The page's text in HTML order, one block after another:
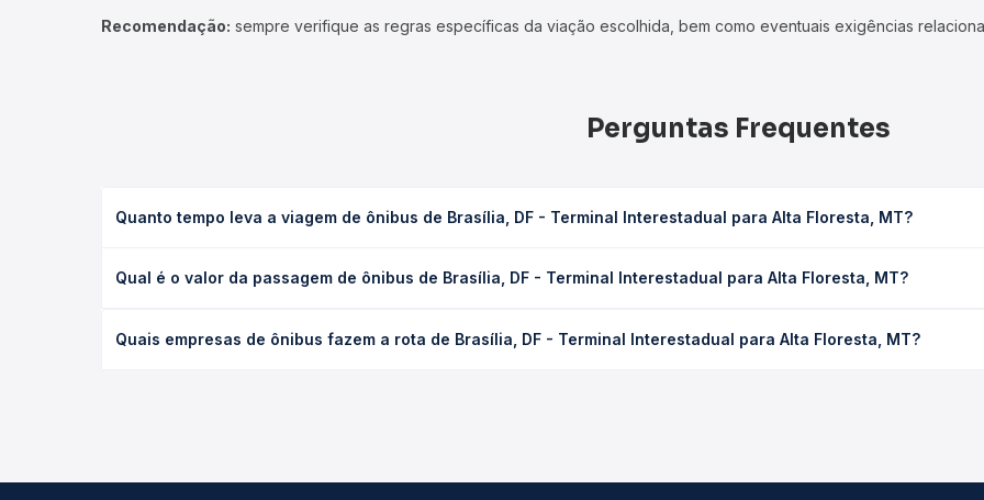
Recomendação: sempre verifique as regras específicas da viação escolhida, bem como eventuais exigências
Perguntas Frequentes
Quanto tempo leva a viagem de ônibus de Brasília, DF - Terminal Interestadual para Alta Floresta, MT?
(convencional, executivo ou leito) e as condições de tráfego. Na Quero Passagem você consulta os horários
Qual é o valor da passagem de ônibus de Brasília, DF - Terminal Interestadual para Alta Floresta, MT?
o tipo de poltrona e a antecedência da compra. Na Quero Passagem você compara os preços de todas as viações
Quais empresas de ônibus fazem a rota de Brasília, DF - Terminal Interestadual para Alta Floresta, MT?